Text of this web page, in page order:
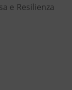
e Resilienza